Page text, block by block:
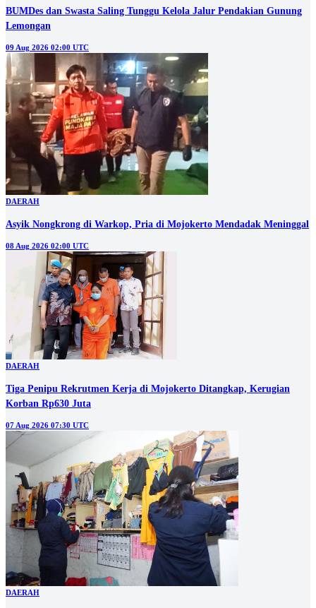
BUMDes dan Swasta Saling Tunggu Kelola Jalur Pendakian Gunung
Lemongan
09 Aug 2026 02:00 UTC
DAERAH
Asyik Nongkrong di Warkop, Pria di Mojokerto Mendadak Meninggal
08 Aug 2026 02:00 UTC
DAERAH
Tiga Penipu Rekrutmen Kerja di Mojokerto Ditangkap, Kerugian
Korban Rp630 Juta
07 Aug 2026 07:30 UTC
DAERAH